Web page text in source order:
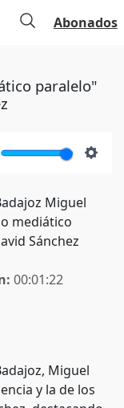
Abonados
paralelo"
Miguel
mediático
Sánchez
00:01:22
Miguel
y la de los